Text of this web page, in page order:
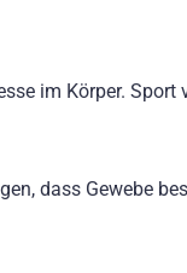
im Körper.
dass Gewebe